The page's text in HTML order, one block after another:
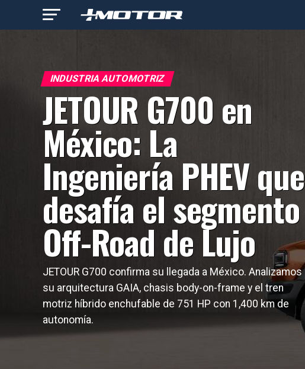
INDUSTRIA AUTOMOTRIZ
JETOUR G700 en
México: La
Ingeniería PHEV que
desafía el segmento
Off-Road de Lujo
JETOUR G700 confirma su llegada a México. Analizamos
su arquitectura GAIA, chasis body-on-frame y el tren
motriz híbrido enchufable de 751 HP con 1,400 km de
autonomía.